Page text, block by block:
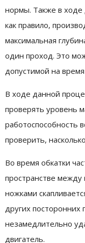
нормы. Также в ходе
как правило,
максимальная
один проход. Это
допустимой на время
В ходе данной
проверять уровень
работоспособность
проверить,
Во время обкатки
пространстве
ножками
других
незамедлительно
двигатель.